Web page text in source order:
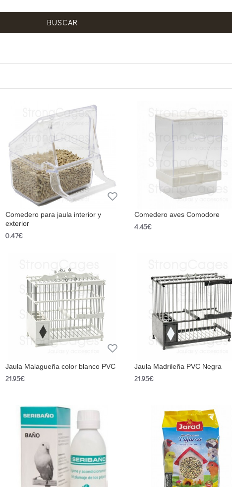
BUSCAR
Comedero para jaula interior y
exterior
0.47€
Comedero aves Comodore
4.45€
Jaula Malagueña color blanco PVC
21.95€
Jaula Madrileña PVC Negra
21.95€